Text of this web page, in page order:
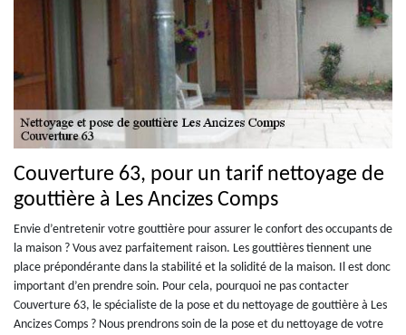
Couverture 63, pour un tarif nettoyage de
gouttière à Les Ancizes Comps
Envie d’entretenir votre gouttière pour assurer le confort des occupants de
la maison ? Vous avez parfaitement raison. Les gouttières tiennent une
place prépondérante dans la stabilité et la solidité de la maison. Il est donc
important d’en prendre soin. Pour cela, pourquoi ne pas contacter
Couverture 63, le spécialiste de la pose et du nettoyage de gouttière à Les
Ancizes Comps ? Nous prendrons soin de la pose et du nettoyage de votre